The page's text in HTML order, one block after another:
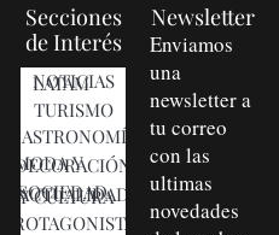
Secciones
de Interés
NOTICIAS LATAM
TURISMO
GASTRONOMÍA
MODA Y DECORACIÓN
SOCIEDAD, ACTUALIDAD Y CULTURA
PROTAGONISTAS
Newsletter
Enviamos
una
newsletter a
tu correo
con las
ultimas
novedades